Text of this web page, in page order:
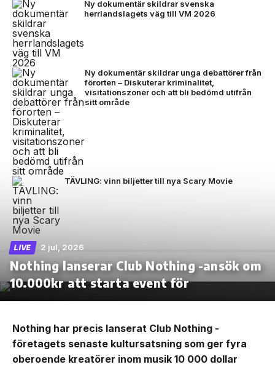
Ny dokumentär skildrar svenska
herrlandslagets väg till VM 2026
Ny dokumentär skildrar unga debattörer från
förorten – Diskuterar kriminalitet,
visitationszoner och att bli bedömd utifrån
sitt område
TÄVLING: vinn biljetter till nya Scary Movie
LIVE 2 jul, 2026
Nothing lanserar Club Nothing -ansök om
10.000kr att starta event för
Nothing har precis lanserat Club Nothing -
företagets senaste kultursatsning som ger fyra
oberoende kreatörer inom musik 10 000 dollar